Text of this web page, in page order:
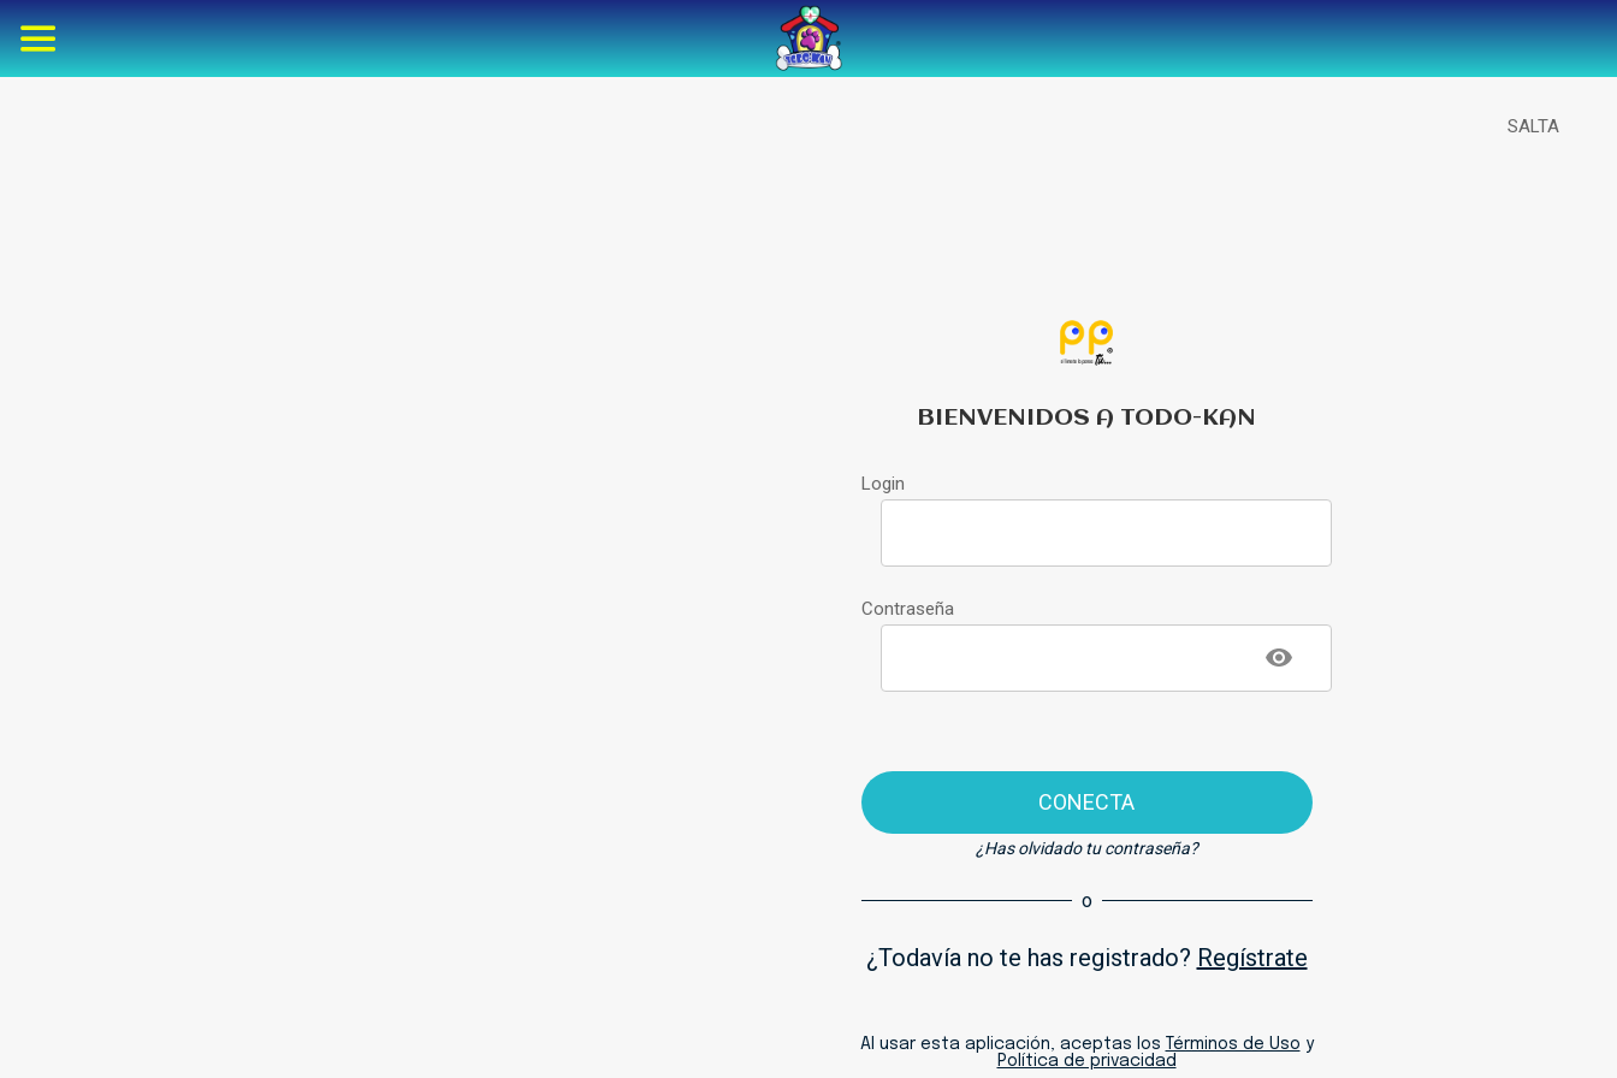
SALTA
BIENVENIDOS A TODO-KAN
Login
Contraseña
CONECTA
¿Has olvidado tu contraseña?
o
¿Todavía no te has registrado? Regístrate
Al usar esta aplicación, aceptas los Términos de Uso y
Política de privacidad